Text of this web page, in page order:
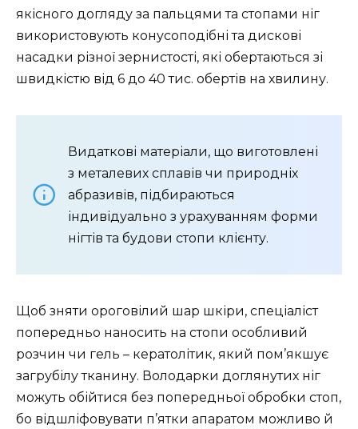
якісного догляду за пальцями та стопами ніг
використовують конусоподібні та дискові
насадки різної зернистості, які обертаються зі
швидкістю від 6 до 40 тис. обертів на хвилину.
Видаткові матеріали, що виготовлені
з металевих сплавів чи природніх
абразивів, підбираються
індивідуально з урахуванням форми
нігтів та будови стопи клієнту.
Щоб зняти ороговілий шар шкіри, спеціаліст
попередньо наносить на стопи особливий
розчин чи гель – кератолітик, який пом’якшує
загрубілу тканину. Володарки доглянутих ніг
можуть обійтися без попередньої обробки стоп,
бо відшліфовувати п’ятки апаратом можливо й